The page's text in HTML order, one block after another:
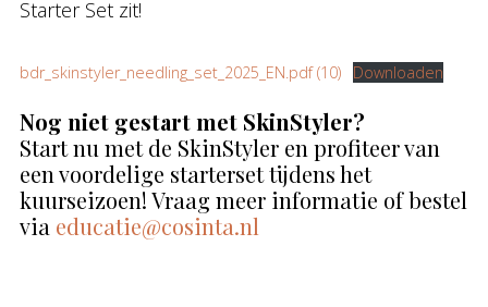
Starter Set zit!
bdr_skinstyler_needling_set_2025_EN.pdf (10) Downloaden
Nog niet gestart met SkinStyler?
Start nu met de SkinStyler en profiteer van
een voordelige starterset tijdens het
kuurseizoen! Vraag meer informatie of bestel
via educatie@cosinta.nl